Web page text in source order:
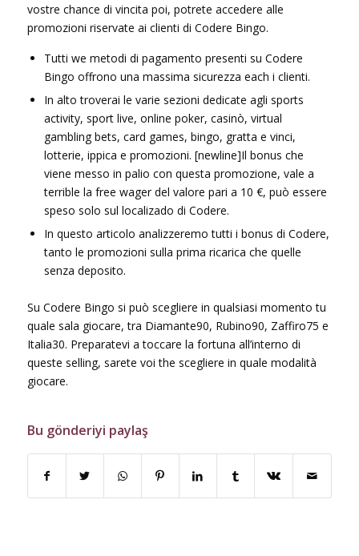
vostre chance di vincita poi, potrete accedere alle
promozioni riservate ai clienti di Codere Bingo.
Tutti we metodi di pagamento presenti su Codere
Bingo offrono una massima sicurezza each i clienti.
In alto troverai le varie sezioni dedicate agli sports
activity, sport live, online poker, casinò, virtual
gambling bets, card games, bingo, gratta e vinci,
lotterie, ippica e promozioni. [newline]Il bonus che
viene messo in palio con questa promozione, vale a
terrible la free wager del valore pari a 10 €, può essere
speso solo sul localizado di Codere.
In questo articolo analizzeremo tutti i bonus di Codere,
tanto le promozioni sulla prima ricarica che quelle
senza deposito.
Su Codere Bingo si può scegliere in qualsiasi momento tu
quale sala giocare, tra Diamante90, Rubino90, Zaffiro75 e
Italia30. Preparatevi a toccare la fortuna all’interno di
queste selling, sarete voi the scegliere in quale modalità
giocare.
Bu gönderiyi paylaş